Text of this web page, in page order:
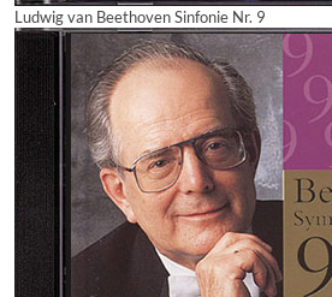
Ludwig van Beethoven Sinfonie Nr. 9